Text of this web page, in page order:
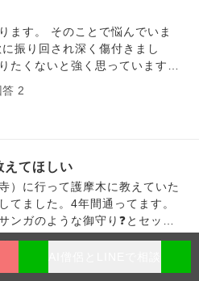
せん。ご先祖さまのメッセー
、ご先祖さまは私の未来が見え
った母方の祖母、父方の祖父
まは何を伝えようとしているの
が、それらすべてが本当に、職
も、良い人たちにご縁があった
す。これからも日々の幸せを大
祖様への恩返しにも繋がる明る
お休みすることを伝えました。
感情が不安定になり、体調も崩
ました。いろんな人に打ち明け
えに、この春先は自分自身とひ
なったこと…あらためて自己成
た。 今でも毎日、先
ます。 そのことで悩んでいま
振り回され深く傷付きまし
たくないと強く思っています。
てくれる親戚もいません。 当
だいて、スーパーでお惣菜を買
だとも言われました。 家で手
は供養になりませんか？ 自分
んとしても一周忌に行くべきで
加しないと父が悲しみます
難いです。 よろしくお願いし
答 2
えてほしい
）に行って護摩木に教えていた
てました。4年間通ってます。
ンガのような御守り❓とセット
で。毎月御守りは不要な
ができるお寺がありましたら教